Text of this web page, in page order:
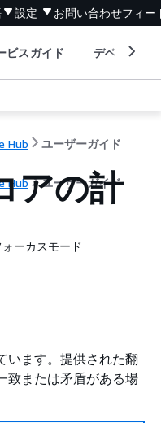
設定 お問い合わせフィー
ビスガイド デベロッパ
Hub ユーザーガイド
Hub ユーザーガイド
アの計
ォーカスモード
います。提供された翻
致または矛盾がある場